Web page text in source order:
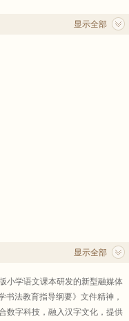
显示全部
显示全部
小学语文课本研发的新型融媒体
法教育指导纲要》文件精神，
数字科技，融入汉字文化，提供